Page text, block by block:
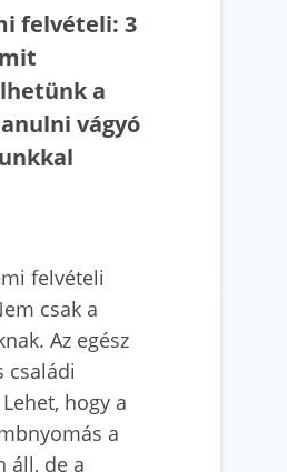
felvételi: 3
a
vágyó
felvételi
csak a
Az egész
családi
hogy a
a
áll, de a